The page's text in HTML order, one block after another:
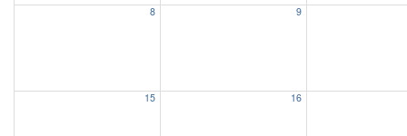
8 9
15 16